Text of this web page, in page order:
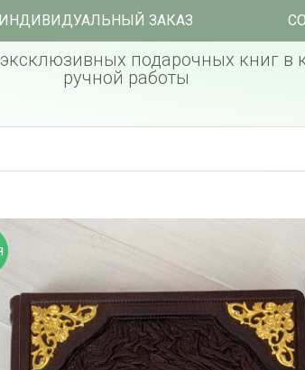
ИНДИВИДУАЛЬНЫЙ ЗАКАЗ
подарочных книг в
ручной работы